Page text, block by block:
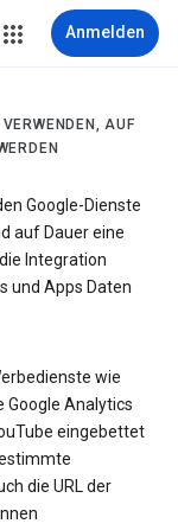
Anmelden
AUF
Google-Dienste
auf Dauer eine
Integration
und Apps Daten
wie
Google Analytics
eingebettet
die URL der